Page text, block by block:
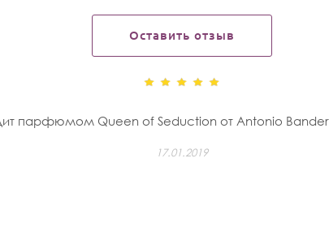
Оставить отзыв
парфюмом Queen of Seduction от Antonio
17.01.2019